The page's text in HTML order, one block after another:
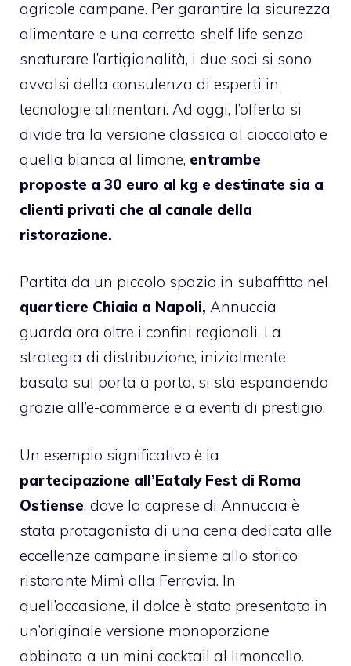
agricole campane. Per garantire la sicurezza
alimentare e una corretta shelf life senza
snaturare l’artigianalità, i due soci si sono
avvalsi della consulenza di esperti in
tecnologie alimentari. Ad oggi, l’offerta si
divide tra la versione classica al cioccolato e
quella bianca al limone, entrambe
proposte a 30 euro al kg e destinate sia a
clienti privati che al canale della
ristorazione.
Partita da un piccolo spazio in subaffitto nel
quartiere Chiaia a Napoli, Annuccia
guarda ora oltre i confini regionali. La
strategia di distribuzione, inizialmente
basata sul porta a porta, si sta espandendo
grazie all’e-commerce e a eventi di prestigio.
Un esempio significativo è la
partecipazione all’Eataly Fest di Roma
Ostiense, dove la caprese di Annuccia è
stata protagonista di una cena dedicata alle
eccellenze campane insieme allo storico
ristorante Mimì alla Ferrovia. In
quell’occasione, il dolce è stato presentato in
un’originale versione monoporzione
abbinata a un mini cocktail al limoncello.